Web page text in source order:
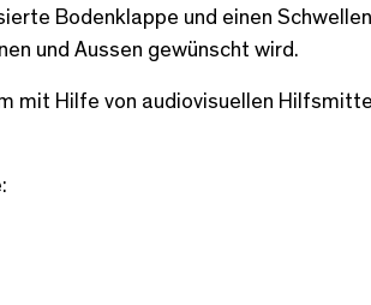
Bodenklappe und einen
und Aussen gewünscht wird.
mit Hilfe von audiovisuellen